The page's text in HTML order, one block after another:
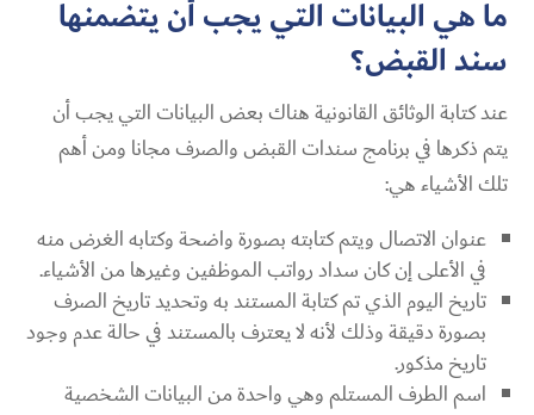
ما هي البيانات التي يجب أن يتضمنها
سند القبض؟
عند كتابة الوثائق القانونية هناك بعض البيانات التي يجب أن
يتم ذكرها فيبرنامج سندات القبض والصرف مجانا ومن أهم
تلك الأشياء هي:
عنوان الاتصال ويتم كتابته بصورة واضحة وكتابه الغرض منه
في الأعلى إن كان سداد رواتب الموظفين وغيرها من الأشياء.
تاريخ اليوم الذي تم كتابة المستند به وتحديد تاريخ الصرف
بصورة دقيقة وذلك لأنه لا يعترف بالمستند في حالة عدم وجود
تاريخ مذكور.
اسم الطرف المستلم وهي واحدة من البيانات الشخصية